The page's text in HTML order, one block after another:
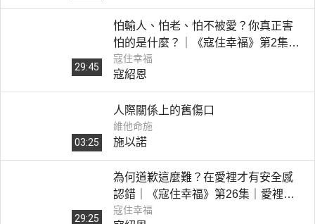
29:45
怕輸人、怕老、怕不被愛？你真正害
怕的是什麼？｜《寇住幸福》第2集｜
假想敵
寇住幸福
寇紹恩
03:25
人際關係上的舊傷口
維他命施
施以諾
29:25
為何道歉這麼難？在愛裡才有安全感
認錯｜《寇住幸福》第26集｜愛裡沒
有懼怕
寇住幸福